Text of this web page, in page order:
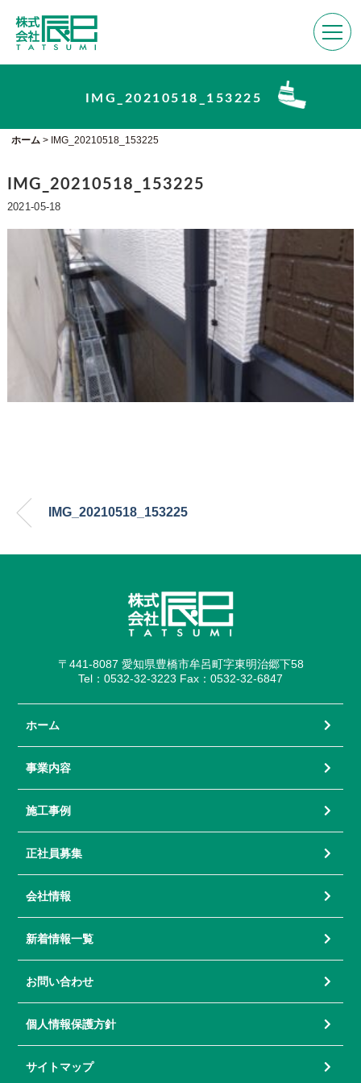
IMG_20210518_153225
ホーム> IMG_20210518_153225
IMG_20210518_153225
2021-05-18
IMG_20210518_153225
〒441-8087 愛知県豊橋市牟呂町字東明治郷下58
Tel：0532-32-3223 Fax：0532-32-6847
ホーム
事業内容
施工事例
正社員募集
会社情報
新着情報一覧
お問い合わせ
個人情報保護方針
サイトマップ